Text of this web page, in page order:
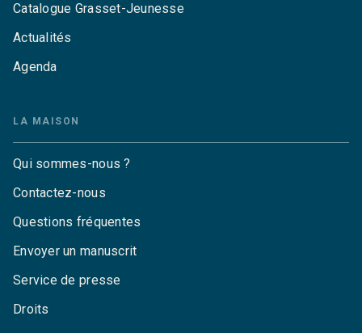
Catalogue Grasset-Jeunesse
Actualités
Agenda
LA MAISON
Qui sommes-nous ?
Contactez-nous
Questions fréquentes
Envoyer un manuscrit
Service de presse
Droits